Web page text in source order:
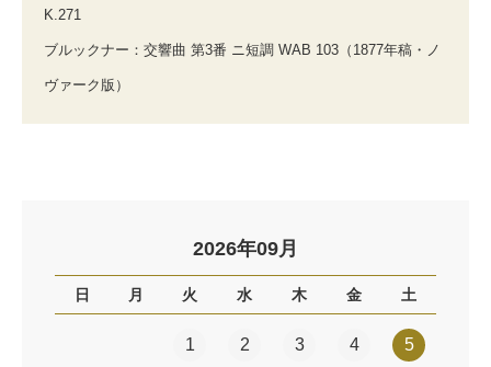
K.271
ブルックナー：交響曲 第3番 ニ短調 WAB 103（1877年稿・ノ
ヴァーク版）
2026年09月
日 月 火 水 木 金 土
1 2 3 4 5